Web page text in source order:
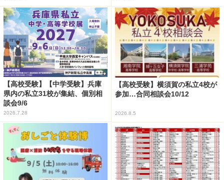
【高校受験】【中学受験】兵庫
県内の私立31校が集結、個別相
談会9/6
2026.7.28
【高校受験】横須賀の私立4校が
参加…合同相談会10/12
2026.8.5